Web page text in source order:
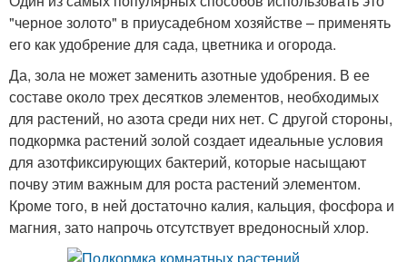
"черное золото" в приусадебном хозяйстве – применять
его как удобрение для сада, цветника и огорода.
Да, зола не может заменить азотные удобрения. В ее
составе около трех десятков элементов, необходимых
для растений, но азота среди них нет. С другой стороны,
подкормка растений золой создает идеальные условия
для азотфиксирующих бактерий, которые насыщают
почву этим важным для роста растений элементом.
Кроме того, в ней достаточно калия, кальция, фосфора и
магния, зато напрочь отсутствует вредоносный хлор.